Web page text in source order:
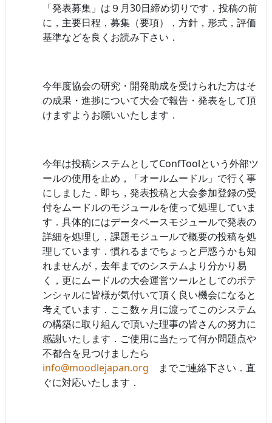
「発表募集」は９月30日締め切りです．投稿の前
に，主要日程，募集（要項），方針，形式，評価
基準などを良くお読み下さい．
今年度協会の研究・開発助成を受けられた方はそ
の成果・進捗について大会で報告・発表をして頂
けますようお願いいたします．
今年は投稿システムとしてConfToolという外部ツ
ールの使用を止め，「オールムードル」で行く事
にしました．即ち，発表投稿と大会参加登録の受
付をムードルのモジュールを使って処理していま
す．具体的にはデータベースモジュールで発表の
詳細を処理し，課題モジュールで概要の投稿を処
理しています．慣れるまでちょっと戸惑うかも知
れませんが，去年までのシステムより分かり易
く，更にムードルの大会運営ツールとしてのポテ
ンシャルに皆様が気付いて頂く良い機会になると
考えています．ここ数ヶ月に渡ってこのシステム
の構築に取り組んで頂いた理事の皆さんの努力に
感謝いたします．ご使用に当たって何か問題点や
不都合を見つけましたら
info@moodlejapan.org までご連絡下さい．直
ぐに対応いたします．